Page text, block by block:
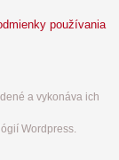
používania
a vykonáva ich
Wordpress.